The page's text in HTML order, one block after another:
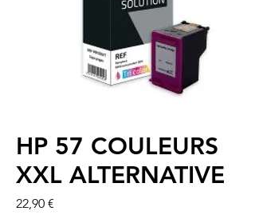
HP 57 COULEURS
XXL ALTERNATIVE
22,90 €